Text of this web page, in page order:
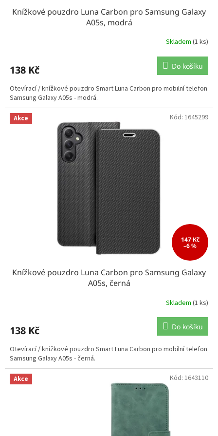
Knížkové pouzdro Luna Carbon pro Samsung Galaxy
A05s, modrá
Skladem (1 ks)
138 Kč Do košíku
Otevírací / knížkové pouzdro Smart Luna Carbon pro mobilní telefon
Samsung Galaxy A05s - modrá.
Akce
147 Kč
–6 %
Knížkové pouzdro Luna Carbon pro Samsung Galaxy
A05s, černá
Skladem (1 ks)
138 Kč Do košíku
Otevírací / knížkové pouzdro Smart Luna Carbon pro mobilní telefon
Samsung Galaxy A05s - černá.
Kód: 1645299
Akce Kód: 1643110